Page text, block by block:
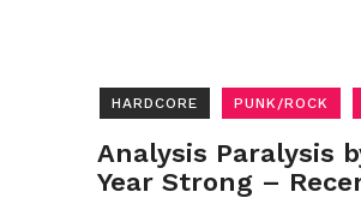
HARDCORE PUNK/ROCK
Analysis Paralysis
Year Strong –